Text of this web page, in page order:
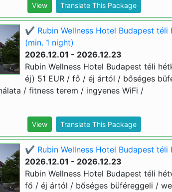
View Translate This Package
✔️ Rubin Wellness Hotel Budapest téli
(min. 1 night)
2026.12.01 - 2026.12.23
Rubin Wellness Hotel Budapest téli
éj) 51 EUR / fő / éj ártól / bőséges
/ fitness terem / ingyenes WiFi /
View Translate This Package
✔️ Rubin Wellness Hotel Budapest téli
2026.12.01 - 2026.12.23
Rubin Wellness Hotel Budapest téli
fő / éj ártól / bőséges büféreggeli /